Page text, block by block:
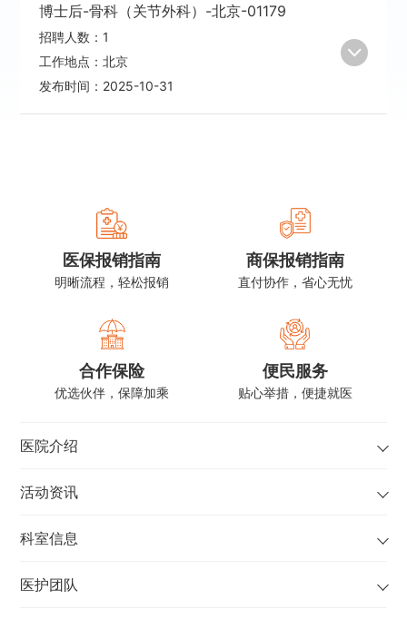
博士后-骨科（关节外科）-北京-01179
招聘人数： 1
工作地点： 北京
发布时间： 2025-10-31
医保报销指南
明晰流程，轻松报销
商保报销指南
直付协作，省心无忧
合作保险
优选伙伴，保障加乘
便民服务
贴心举措，便捷就医
医院介绍
活动资讯
科室信息
医护团队